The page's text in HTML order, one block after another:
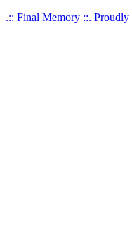
.:: Final Memory ::. Proudly